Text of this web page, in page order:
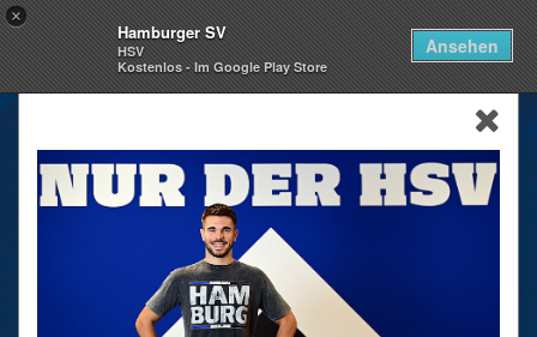
×
Hamburger SV
HSV
Kostenlos - Im Google Play Store
Ansehen
skip_navigation